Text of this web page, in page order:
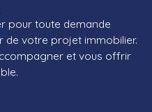
pour toute demande
de votre projet immobilier.
et vous offrir